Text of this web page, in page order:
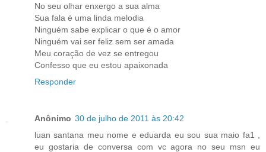
No seu olhar enxergo a sua alma
Sua fala é uma linda melodia
Ninguém sabe explicar o que é o amor
Ninguém vai ser feliz sem ser amada
Meu coração de vez se entregou
Confesso que eu estou apaixonada
Responder
Anônimo 30 de julho de 2011 às 20:42
luan santana meu nome e eduarda eu sou sua maio fa1 ,
eu gostaria de conversa com vc agora no seu msn eu